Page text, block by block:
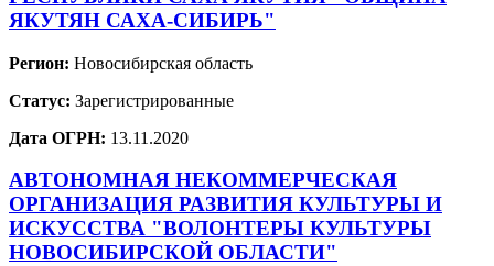
ЯКУТЯН САХА-СИБИРЬ"
Регион: Новосибирская область
Статус: Зарегистрированные
Дата ОГРН: 13.11.2020
АВТОНОМНАЯ НЕКОММЕРЧЕСКАЯ
ОРГАНИЗАЦИЯ РАЗВИТИЯ КУЛЬТУРЫ И
ИСКУССТВА "ВОЛОНТЕРЫ КУЛЬТУРЫ
НОВОСИБИРСКОЙ ОБЛАСТИ"